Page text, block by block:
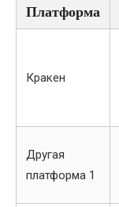
Платформа
Кракен
Другая
платформа 1